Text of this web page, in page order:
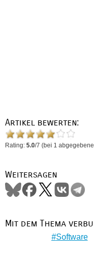
Artikel bewerten:
Rating: 5.0/7 (bei 1
Weitersagen
Mit dem Thema
Software